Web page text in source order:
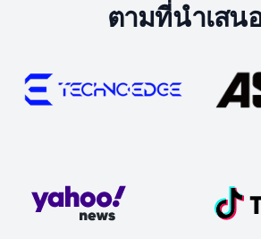
ตามที่นำเสน